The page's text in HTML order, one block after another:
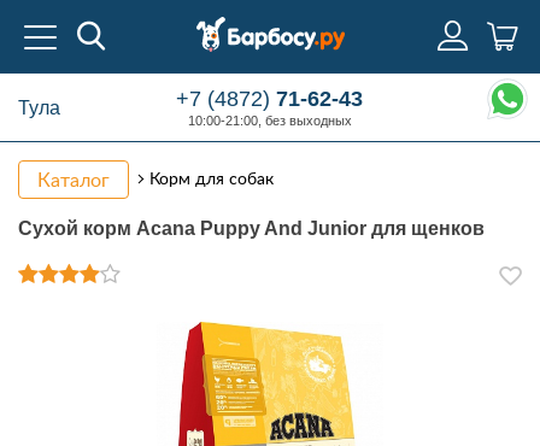
Тула +7 (4872)71-62-43
10:00-21:00, без выходных
Каталог Корм для собак
Сухой корм Acana Puppy And Junior для щенков